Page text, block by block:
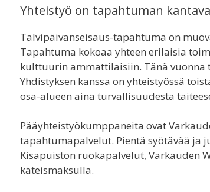
Yhteistyö on tapahtuman
Talvipäivänseisaus-tapahtuma on
Tapahtuma kokoaa yhteen erilaisia
kulttuurin ammattilaisiin. Tänä vuonna
Yhdistyksen kanssa on yhteistyössä
osa-alueen aina turvallisuudesta
Pääyhteistyökumppaneita ovat
tapahtumapalvelut. Pientä syötävää ja
Kisapuiston ruokapalvelut, Varkauden
käteismaksulla.